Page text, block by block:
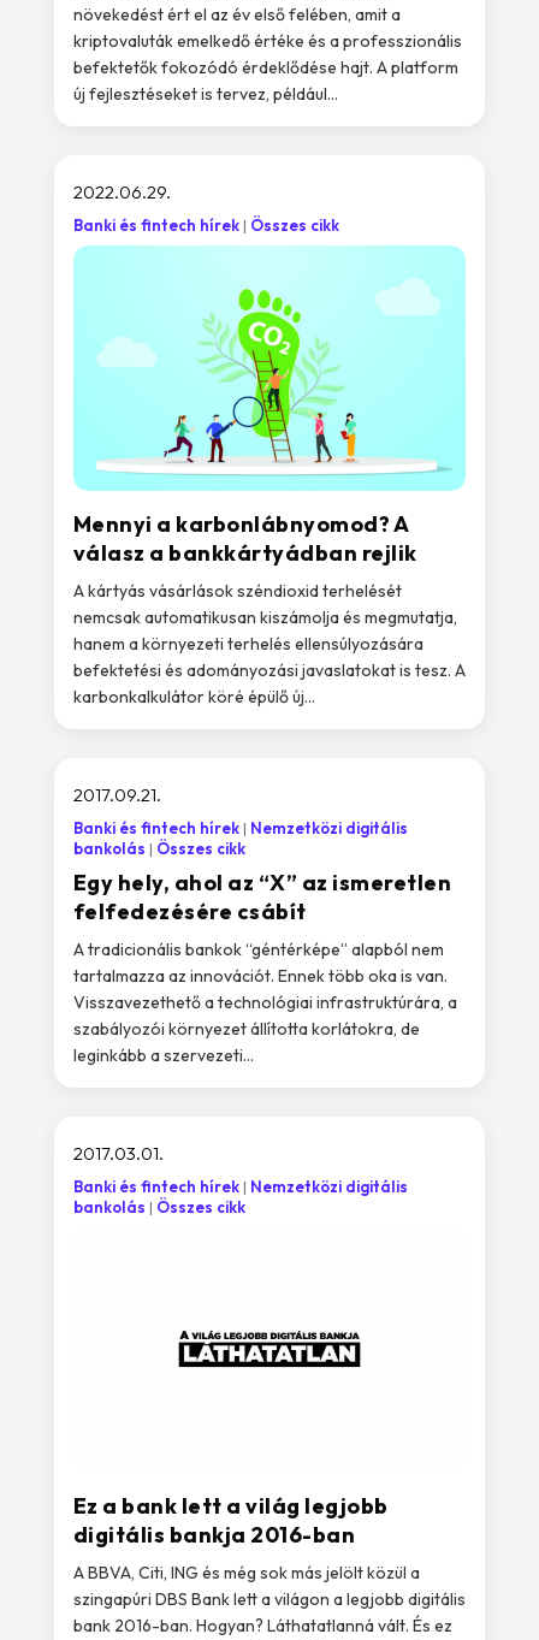
növekedést ért el az év első felében, amit a
kriptovaluták emelkedő értéke és a professzionális
befektetők fokozódó érdeklődése hajt. A platform
új fejlesztéseket is tervez, például...
Mennyi a karbonlábnyomod? A
válasz a bankkártyádban rejlik
2022.06.29.
Banki és fintech hírek Összes cikk
A kártyás vásárlások széndioxid terhelését
nemcsak automatikusan kiszámolja és megmutatja,
hanem a környezeti terhelés ellensúlyozására
befektetési és adományozási javaslatokat is tesz. A
karbonkalkulátor köré épülő új...
Egy hely, ahol az “X” az ismeretlen
felfedezésére csábít
2017.09.21.
Banki és fintech hírek
Nemzetközi digitális
bankolás
Összes cikk
A tradicionális bankok “géntérképe” alapból nem
tartalmazza az innovációt. Ennek több oka is van.
Visszavezethető a technológiai infrastruktúrára, a
szabályozói környezet állította korlátokra, de
leginkább a szervezeti...
Ez a bank lett a világ legjobb
digitális bankja 2016-ban
2017.03.01.
Banki és fintech hírek
Nemzetközi digitális
bankolás
Összes cikk
A BBVA, Citi, ING és még sok más jelölt közül a
szingapúri DBS Bank lett a világon a legjobb digitális
bank 2016-ban. Hogyan? Láthatatlanná vált. És ez